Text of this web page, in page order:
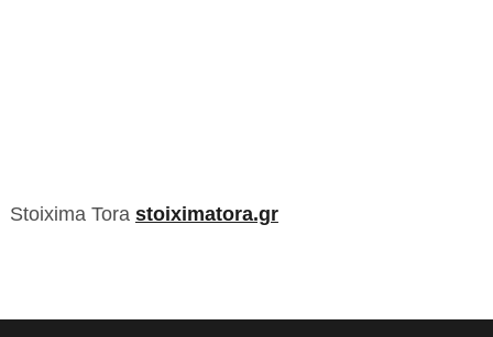
Stoixima Tora stoiximatora.gr